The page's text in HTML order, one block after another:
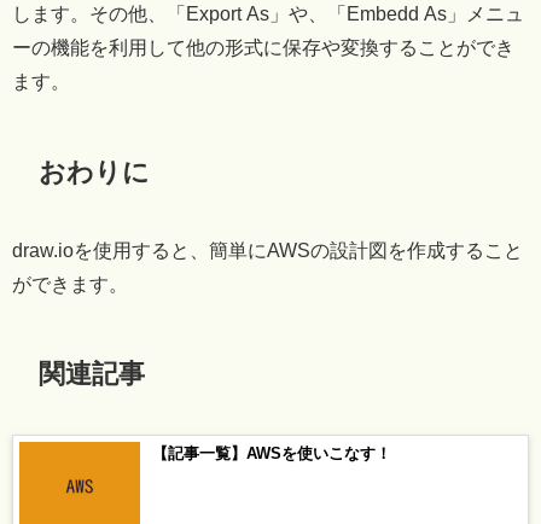
します。その他、「Export As」や、「Embedd As」メニュ
ーの機能を利用して他の形式に保存や変換することができ
ます。
おわりに
draw.ioを使用すると、簡単にAWSの設計図を作成すること
ができます。
関連記事
【記事一覧】AWSを使いこなす！